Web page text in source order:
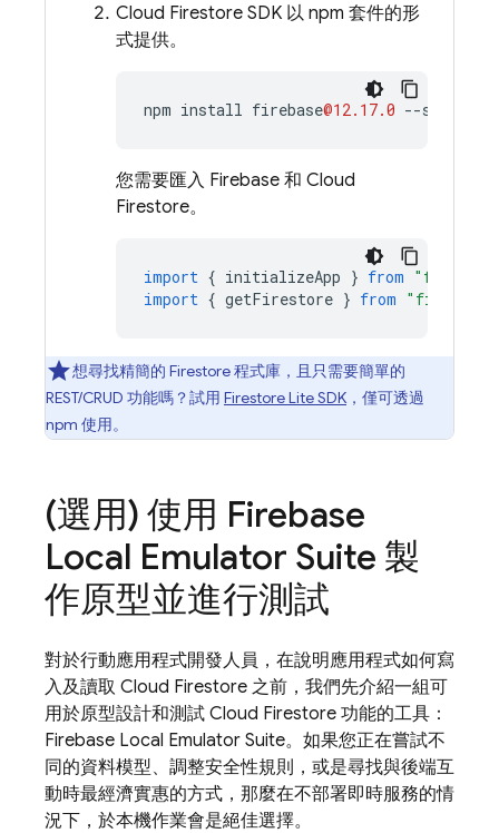
Cloud Firestore SDK 以 npm 套件的形
式提供。
npm install firebase@12.17.0 --save
您需要匯入 Firebase 和 Cloud
Firestore。
import { initializeApp } from
import { getFirestore } from
想尋找精簡的 Firestore 程式庫，且只需要簡單的
REST/CRUD 功能嗎？試用 Firestore Lite SDK ，僅可透過
npm 使用。
(選用) 使用 Firebase
Local Emulator Suite 製
作原型並進行測試
對於行動應用程式開發人員，在說明應用程式如何寫
入及讀取 Cloud Firestore 之前，我們先介紹一組可
用於原型設計和測試 Cloud Firestore 功能的工具：
Firebase Local Emulator Suite。如果您正在嘗試不
同的資料模型、調整安全性規則，或是尋找與後端互
動時最經濟實惠的方式，那麼在不部署即時服務的情
況下，於本機作業會是絕佳選擇。